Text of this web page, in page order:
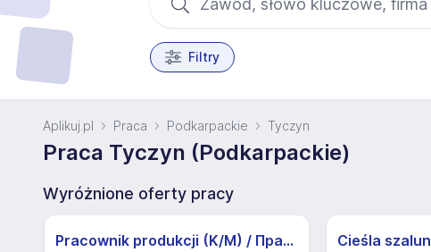
Filtry
Aplikuj.pl Praca Podkarpackie Tyczyn
Praca Tyczyn (Podkarpackie)
Wyróżnione oferty pracy
Pracownik produkcji (K/M) / Працівники продукції Huber-Suhner (K/M) Cieśla